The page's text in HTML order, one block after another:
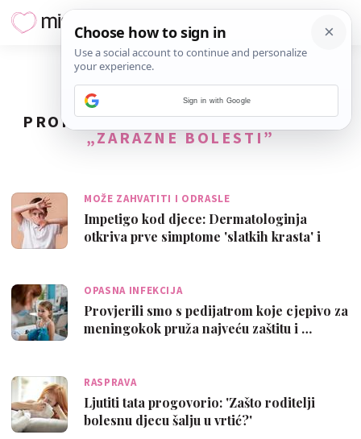
PRONAĐENO52REZULTATA ZA TAG
„ZARAZNE BOLESTI”
MOŽE ZAHVATITI I ODRASLE
Impetigo kod djece: Dermatologinja
otkriva prve simptome 'slatkih krasta' i
OPASNA INFEKCIJA
Provjerili smo s pedijatrom koje cjepivo za
meningokok pruža najveću zaštitu i …
RASPRAVA
Ljutiti tata progovorio: 'Zašto roditelji
bolesnu djecu šalju u vrtić?'
Sign in with Google